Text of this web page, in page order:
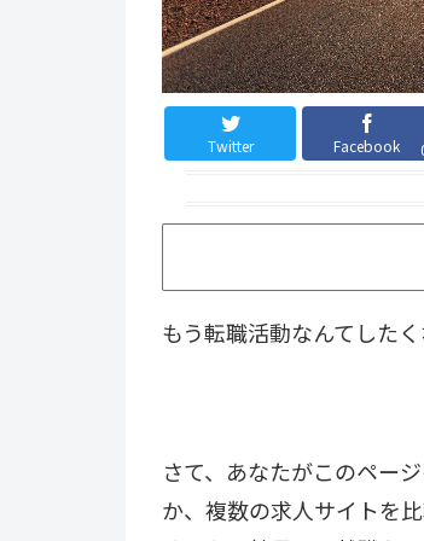
Twitter Facebook
もう転職活動なんてした
さて、あなたがこのペー
か、複数の求人サイトを